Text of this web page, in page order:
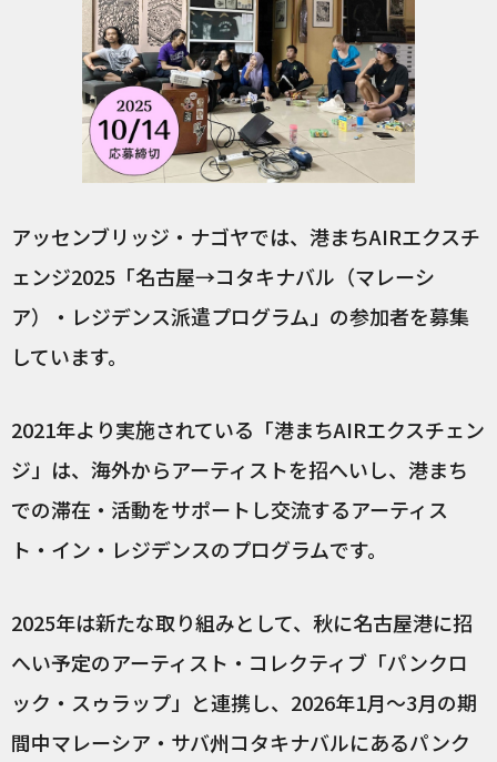
アッセンブリッジ・ナゴヤでは、港まちAIRエクスチ
ェンジ2025「名古屋→コタキナバル（マレーシ
ア）・レジデンス派遣プログラム」の参加者を募集
しています。
2021年より実施されている「港まちAIRエクスチェン
ジ」は、海外からアーティストを招へいし、港まち
での滞在・活動をサポートし交流するアーティス
ト・イン・レジデンスのプログラムです。
2025年は新たな取り組みとして、秋に名古屋港に招
へい予定のアーティスト・コレクティブ「パンクロ
ック・スゥラップ」と連携し、2026年1月〜3月の期
間中マレーシア・サバ州コタキナバルにあるパンク